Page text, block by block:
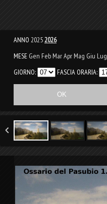
ANNO 20252026
MESE Gen Feb MarApr Mag Giu Lug
GIORNO:
FASCIA ORARIA: